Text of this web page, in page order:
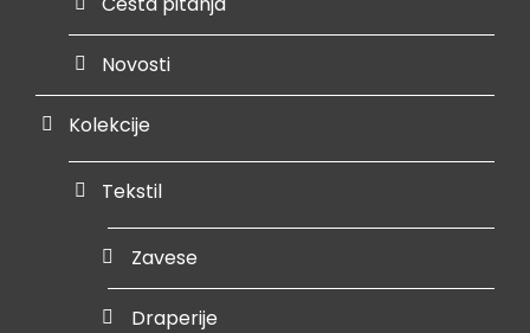
Novosti
Kolekcije
Tekstil
Zavese
Draperije